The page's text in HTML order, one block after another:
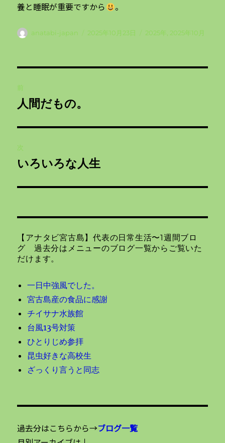
養と睡眠が重要ですから
。
投
anatabi-japan
投
2025年10月23日
カ
2025年 2025年10月
稿
ビ
ゲ
ー
ン
前
前
投
稿:
人間だもの。
次
次
投
いろいろな人生
【アナタビ宮古島】代表の日常生活〜1週間ブロ
グ 過去分はメニューのブログ一覧からご覧いた
だけます。
一日中強風でした。
宮古島産の食品に感謝
チイサナ水族館
台風13号対策
ひとりじめ参拝
昆虫好きな高校生
ざっくり言うと同志
過去分はこちらから→ブログ一覧